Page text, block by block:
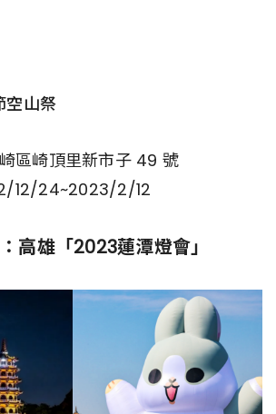
空山祭
區崎頂里新市子 49 號
12/24~2023/2/12
高雄「2023蓮潭燈會」